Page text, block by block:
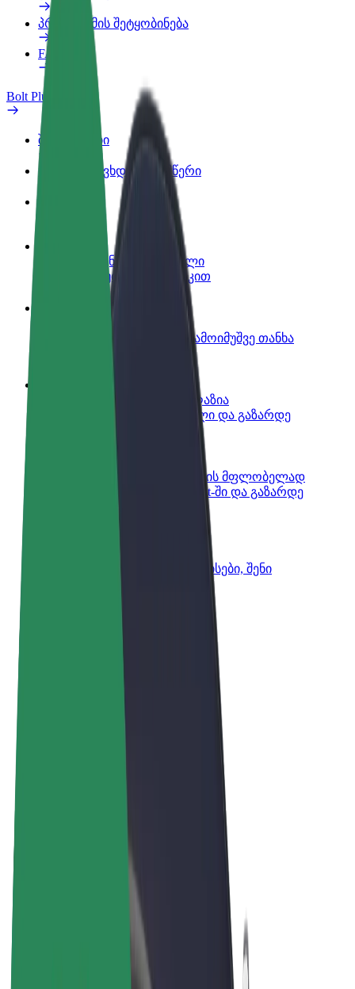
პრობლემის შეტყობინება
FAQ
Bolt Plus
შეღავათები
როგორ გავხდე გამომწერი
გახდი პარტნიორი მძღოლი
იმუშავე საკუთარი გრაფიკით
გახდი კურიერი
შეასრულე შეკვეთები და გამოიმუშვე თანხა
დაამატე რესტორანი ან მაღაზია
მოიზიდე მეტი მომხმარებელი და გაზარდე
დარეგისტრირდი ავტოპარკის მფლობელად
დაამატე შენი ავტოპარკი Bolt-ში და გაზარდე
Bolt ბიზნესისთვის
Bolt-ის პროდუქტები და სერვისები, შენი
Bolt ბიზნესისთვის